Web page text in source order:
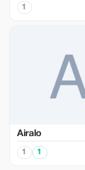
1
Airalo
1 1